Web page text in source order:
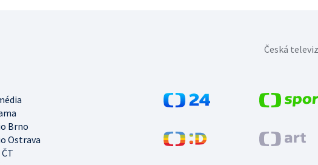
Brno
Ostrava
Česká